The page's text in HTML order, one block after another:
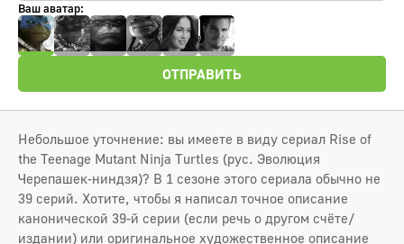
Ваш аватар:
ОТПРАВИТЬ
Небольшое уточнение: вы имеете в виду сериал Rise of
the Teenage Mutant Ninja Turtles (рус. Эволюция
Черепашек-ниндзя)? В 1 сезоне этого сериала обычно не
39 серий. Хотите, чтобы я написал точное описание
канонической 39-й серии (если речь о другом счёте/
издании) или оригинальное художественное описание